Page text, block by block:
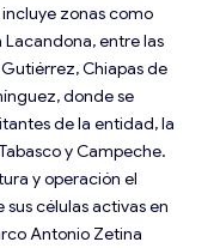
zonas como
Lacandona, entre las
Chiapas de
donde se
de la entidad, la
y Campeche.
y operación el
células activas en
Antonio Zetina